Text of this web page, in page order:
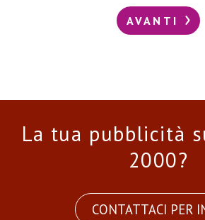
AVANTI
La tua pubblicità
2000?
CONTATTACI PER